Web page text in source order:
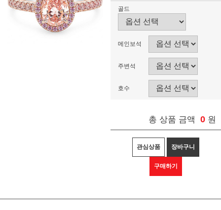
골드
메인보석
주변석
호수
총 상품 금액 0 원
관심상품 장바구니
구매하기